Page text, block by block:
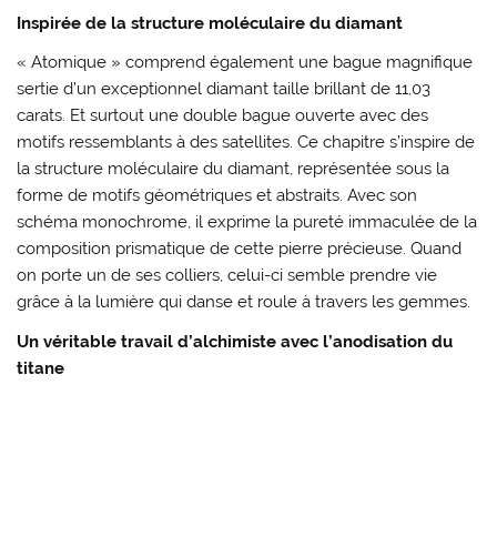
Inspirée de la structure moléculaire du diamant
« Atomique » comprend également une bague magnifique
sertie d’un exceptionnel diamant taille brillant de 11,03
carats. Et surtout une double bague ouverte avec des
motifs ressemblants à des satellites. Ce chapitre s’inspire de
la structure moléculaire du diamant, représentée sous la
forme de motifs géométriques et abstraits. Avec son
schéma monochrome, il exprime la pureté immaculée de la
composition prismatique de cette pierre précieuse. Quand
on porte un de ses colliers, celui-ci semble prendre vie
grâce à la lumière qui danse et roule à travers les gemmes.
Un véritable travail d’alchimiste avec l’anodisation du
titane